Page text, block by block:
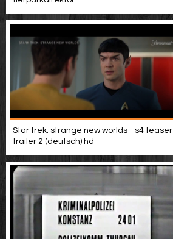
Star trek: strange new worlds - s4 teaser
trailer 2 (deutsch) hd